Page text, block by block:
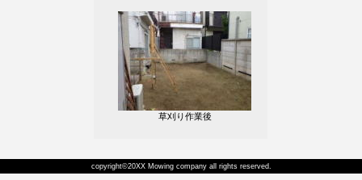
草刈り作業後
copyright©20XX Mowing company all rights reserved.